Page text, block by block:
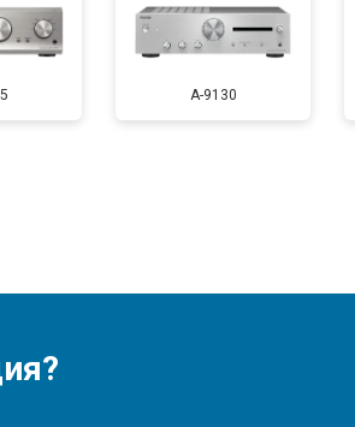
A-9130